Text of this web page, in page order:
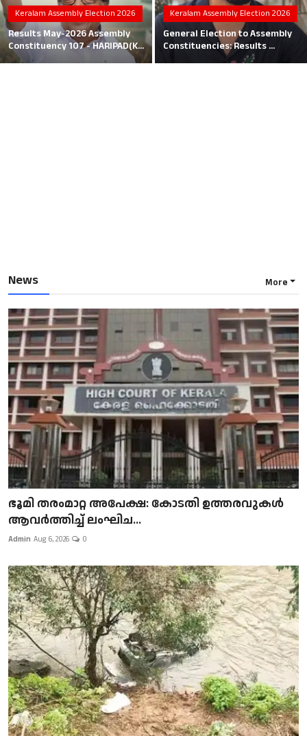
Malayalam
Keralam Assembly Election 2026
Results May-2026 Assembly
Constituency 107 - HARIPAD(K...
Keralam Assembly Election 2026
General Election to Assembly
Constituencies: Results ...
News More
ഭൂമി തരംമാറ്റ അപേക്ഷ: കോടതി ഉത്തരവുകൾ
ആവർത്തിച്ച് ലംഘിച...
Admin Aug 6, 2026 0